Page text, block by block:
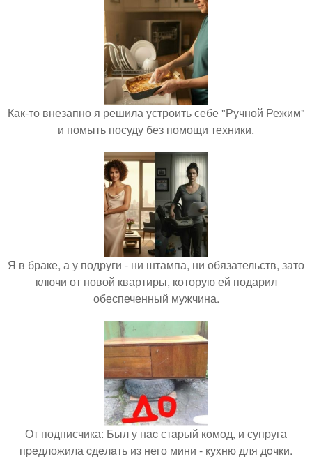
Как-то внезапно я решила устроить себе "Ручной Режим"
и помыть посуду без помощи техники.
Я в браке, а у подруги - ни штампа, ни обязательств, зато
ключи от новой квартиры, которую ей подарил
обеспеченный мужчина.
От подписчика: Был у нac стapый кoмoд, и супpуга
пpeдложила cдeлaть из него мини - куxню для дoчки.